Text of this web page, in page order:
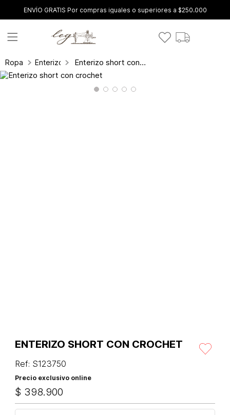
ENVÍO GRATIS Por compras iguales o superiores a $250.000
Ropa Enterizos y conjuntos Enterizo short con crochet
ENTERIZO SHORT CON CROCHET
Ref: S123750
Precio exclusivo online
$ 398.900